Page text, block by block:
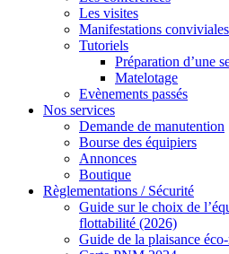
Les visites
Manifestations
Tutoriels
Préparation d’une
Matelotage
Evènements passés
Nos services
Demande de manutention
Bourse des équipiers
Annonces
Boutique
Règlementations / Sécurité
Guide sur le choix de
flottabilité (2026)
Guide de la plaisance